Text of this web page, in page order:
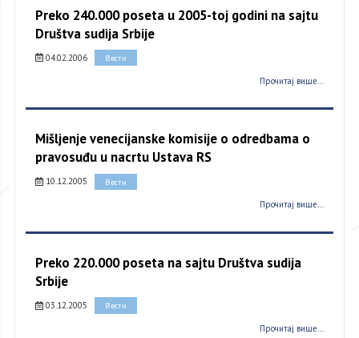
Preko 240.000 poseta u 2005-toj godini na sajtu
Društva sudija Srbije
04.02.2006 Вести
Прочитај више...
Mišljenje venecijanske komisije o odredbama o
pravosuđu u nacrtu Ustava RS
10.12.2005 Вести
Прочитај више...
Preko 220.000 poseta na sajtu Društva sudija
Srbije
03.12.2005 Вести
Прочитај више...